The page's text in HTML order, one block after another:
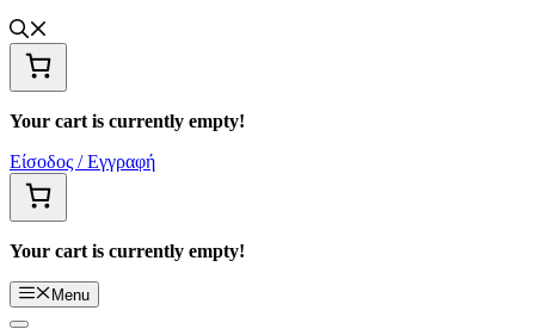
Your cart is currently empty!
Είσοδος / Εγγραφή
Your cart is currently empty!
Menu